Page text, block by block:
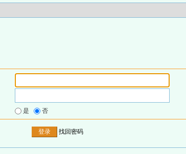
是 否
找回密码